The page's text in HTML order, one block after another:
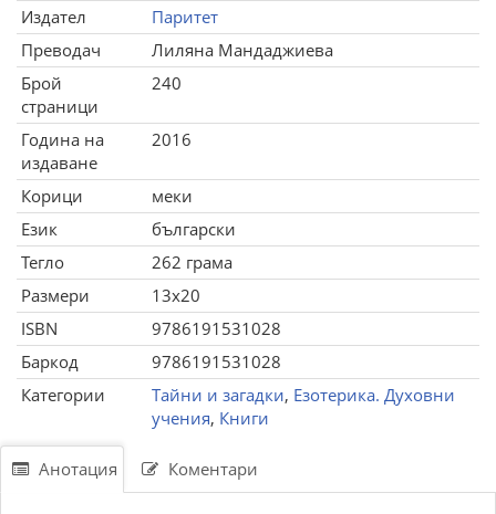
Издател
Паритет
Преводач
Лиляна Мандаджиева
Брой
страници
240
Година на
издаване
2016
Корици
меки
Език
български
Тегло
262 грама
Размери
13x20
ISBN
9786191531028
Баркод
9786191531028
Категории
Тайни и загадки, Езотерика. Духовни
учения, Книги
Анотация Коментари